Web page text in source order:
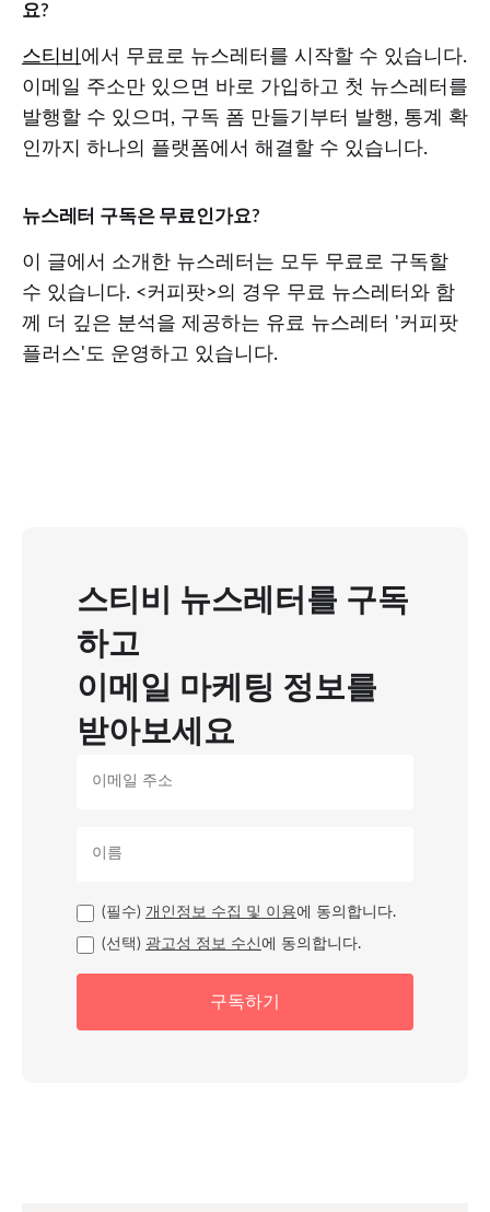
요?
스티비 에서 무료로 뉴스레터를 시작할 수 있습니다.
이메일 주소만 있으면 바로 가입하고 첫 뉴스레터를
발행할 수 있으며, 구독 폼 만들기부터 발행, 통계 확
인까지 하나의 플랫폼에서 해결할 수 있습니다.
뉴스레터 구독은 무료인가요?
이 글에서 소개한 뉴스레터는 모두 무료로 구독할
수 있습니다. <커피팟>의 경우 무료 뉴스레터와 함
께 더 깊은 분석을 제공하는 유료 뉴스레터 '커피팟
플러스'도 운영하고 있습니다.
스티비 뉴스레터를 구독
하고
이메일 마케팅 정보를
받아보세요
(필수) 개인정보 수집 및 이용에 동의합니다.
(선택) 광고성 정보 수신에 동의합니다.
구독하기